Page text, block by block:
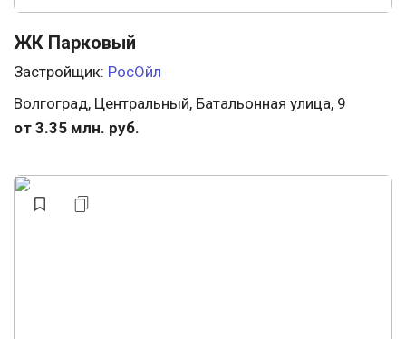
ЖК Парковый
Застройщик: РосОйл
Волгоград, Центральный, Батальонная улица, 9
от 3.35 млн. руб.